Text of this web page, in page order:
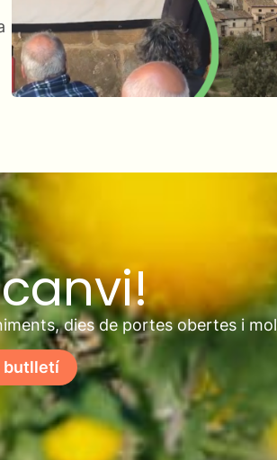
dies de portes obertes i
butlletí